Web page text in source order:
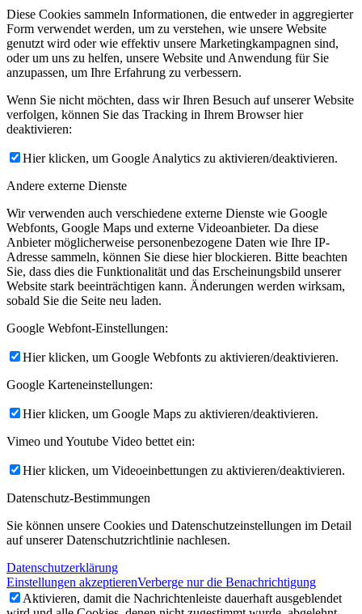
Diese Cookies sammeln Informationen, die entweder in aggregierter
Form verwendet werden, um zu verstehen, wie unsere Website
genutzt wird oder wie effektiv unsere Marketingkampagnen sind,
oder um uns zu helfen, unsere Website und Anwendung für Sie
anzupassen, um Ihre Erfahrung zu verbessern.
Wenn Sie nicht möchten, dass wir Ihren Besuch auf unserer Website
verfolgen, können Sie das Tracking in Ihrem Browser hier
deaktivieren:
Hier klicken, um Google Analytics zu aktivieren/deaktivieren.
Andere externe Dienste
Wir verwenden auch verschiedene externe Dienste wie Google
Webfonts, Google Maps und externe Videoanbieter. Da diese
Anbieter möglicherweise personenbezogene Daten wie Ihre IP-
Adresse sammeln, können Sie diese hier blockieren. Bitte beachten
Sie, dass dies die Funktionalität und das Erscheinungsbild unserer
Website stark beeinträchtigen kann. Änderungen werden wirksam,
sobald Sie die Seite neu laden.
Google Webfont-Einstellungen:
Hier klicken, um Google Webfonts zu aktivieren/deaktivieren.
Google Karteneinstellungen:
Hier klicken, um Google Maps zu aktivieren/deaktivieren.
Vimeo und Youtube Video bettet ein:
Hier klicken, um Videoeinbettungen zu aktivieren/deaktivieren.
Datenschutz-Bestimmungen
Sie können unsere Cookies und Datenschutzeinstellungen im Detail
auf unserer Datenschutzrichtlinie nachlesen.
Datenschutzerklärung
Einstellungen akzeptierenVerberge nur die Benachrichtigung
Aktivieren, damit die Nachrichtenleiste dauerhaft ausgeblendet